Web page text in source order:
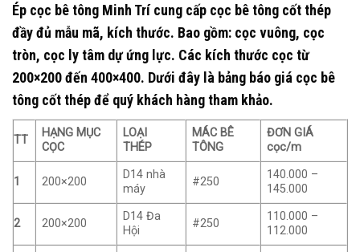
Ép cọc bê tông Minh Trí cung cấp cọc bê tông cốt thép
đầy đủ mẫu mã, kích thước. Bao gồm: cọc vuông, cọc
tròn, cọc ly tâm dự ứng lực. Các kích thước cọc từ
200×200 đến 400×400. Dưới đây là bảng báo giá cọc bê
tông cốt thép để quý khách hàng tham khảo.
TT
HẠNG MỤC
CỌC
LOẠI
THÉP
MÁC BÊ
TÔNG
ĐƠN GIÁ
cọc/m
1 200×200
D14 nhà
máy
#250
140.000 –
145.000
2 200×200
D14 Đa
Hội
#250
110.000 –
112.000